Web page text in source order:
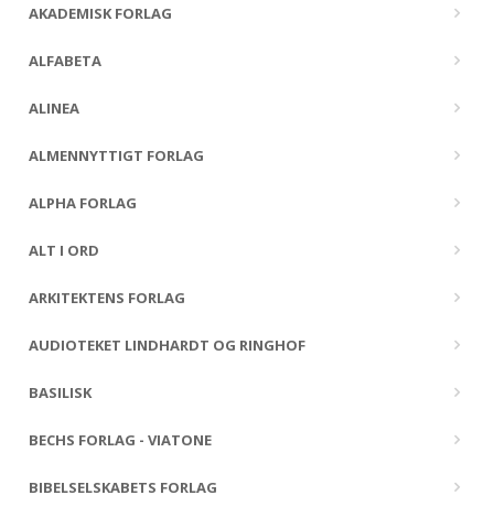
AKADEMISK FORLAG
ALFABETA
ALINEA
ALMENNYTTIGT FORLAG
ALPHA FORLAG
ALT I ORD
ARKITEKTENS FORLAG
AUDIOTEKET LINDHARDT OG RINGHOF
BASILISK
BECHS FORLAG - VIATONE
BIBELSELSKABETS FORLAG